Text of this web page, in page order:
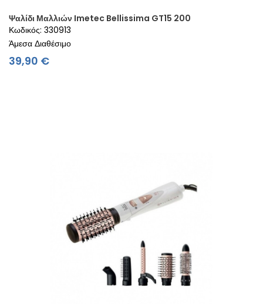
Ψαλίδι Μαλλιών Imetec Bellissima GT15 200
Κωδικός: 330913
Άμεσα Διαθέσιμο
39,90 €Τιμή